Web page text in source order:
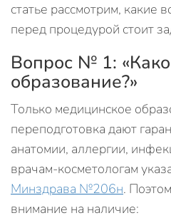
статье рассмотрим, какие
перед процедурой стоит
Вопрос № 1:
образование?»
Только медицинское
переподготовка дают
анатомии, аллергии,
врачам-косметологам
Минздрава №206н.
внимание на наличие: